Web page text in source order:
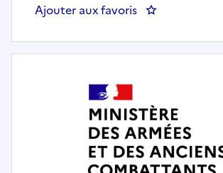
Ajouter aux favoris :